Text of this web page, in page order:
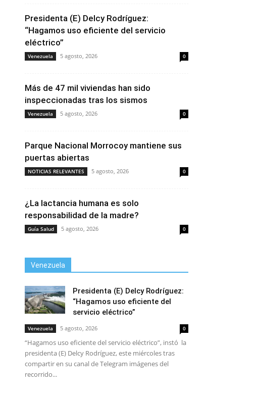
Presidenta (E) Delcy Rodríguez:
“Hagamos uso eficiente del servicio
eléctrico”
Venezuela 5 agosto, 2026 0
Más de 47 mil viviendas han sido
inspeccionadas tras los sismos
Venezuela 5 agosto, 2026 0
Parque Nacional Morrocoy mantiene sus
puertas abiertas
NOTICIAS RELEVANTES 5 agosto, 2026 0
¿La lactancia humana es solo
responsabilidad de la madre?
Guía Salud 5 agosto, 2026 0
Venezuela
Presidenta (E) Delcy Rodríguez:
“Hagamos uso eficiente del
servicio eléctrico”
Venezuela 5 agosto, 2026 0
“Hagamos uso eficiente del servicio eléctrico”, instó la
presidenta (E) Delcy Rodríguez, este miércoles tras
compartir en su canal de Telegram imágenes del
recorrido...